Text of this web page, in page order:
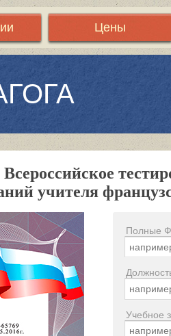
Цены
Всероссийское
учителя
Полные
Учебное